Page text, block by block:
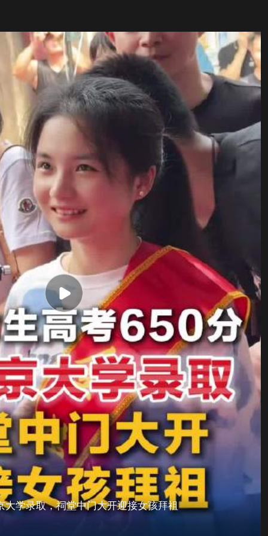
学录取，祠堂中门大开迎接女孩拜祖